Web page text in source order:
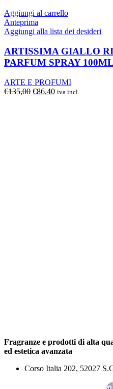
Aggiungi al carrello
Anteprima
Aggiungi alla lista dei desideri
ARTISSIMA GIALLO
PARFUM SPRAY 100ML
ARTE E PROFUMI
€135,00 Il
€86,40Iliva incl.
Fragranze e prodotti di alta
ed estetica avanzata
Corso Italia 202, 52027